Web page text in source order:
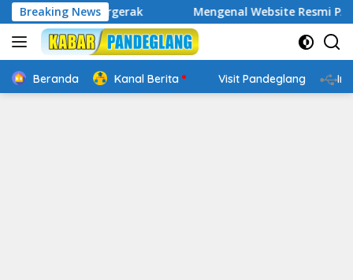
Langsung
ke
konten
Breaking News
Bergerak Mengenal Website Resmi PAFI: Wadah
Beranda Kanal Berita Visit Pandeglang